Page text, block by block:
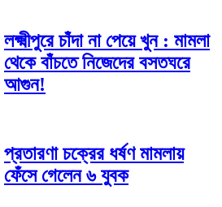
লক্ষ্মীপুরে চাঁদা না পেয়ে খুন : মামলা
থেকে বাঁচতে নিজেদের বসতঘরে
আগুন!
প্রতারণা চক্রের ধর্ষণ মামলায়
ফেঁসে গেলেন ৬ যুবক